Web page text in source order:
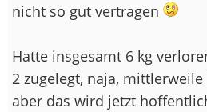
nicht so gut vertragen
Hatte insgesamt 6 kg
2 zugelegt, naja,
aber das wird jetzt